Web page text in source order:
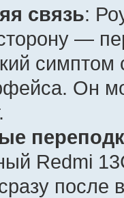
связь:
—
симптом
Он
Redmi
после